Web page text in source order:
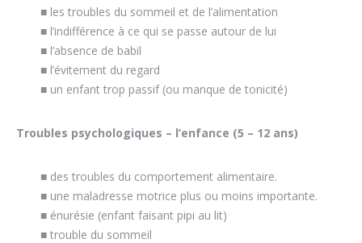
■ les troubles du sommeil et de l’alimentation
■ l’indifférence à ce qui se passe autour de lui
■ l’absence de babil
■ l’évitement du regard
■ un enfant trop passif (ou manque de tonicité)
Troubles psychologiques – l’enfance (5 – 12 ans)
■ des troubles du comportement alimentaire.
■ une maladresse motrice plus ou moins importante.
■ énurésie (enfant faisant pipi au lit)
■ trouble du sommeil